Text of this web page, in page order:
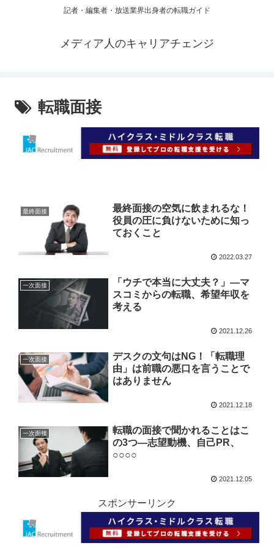
記者・編集者・放送業界出身者の転職ガイド
メディア人のキャリアチェンジ
転職面接
最終面接
最終面接の空気に飲まれるな！
役員の圧に負けないために知っ
ておくこと
2022.03.27
一次面接
「ウチで本当に大丈夫？」—マ
スコミからの転職、希望年収を
考える
2021.12.26
一次面接
デスクの文句はNG！「転職理
由」は前職の悪口を言うことで
はありません
2021.12.18
一次面接
転職の面接で聞かれることはこ
の3つ—志望動機、自己PR、
○○○○
2021.12.05
スポンサーリンク